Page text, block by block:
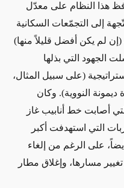
هذا النظام على معدّل
المتّجهة إلى التجمّعات السكانية
(إن لم يكن أفضل قليلاً منها)
الجهود التي بذلها
(على سبيل المثال،
النووية). وكان
أصابت خط أنابيب غاز
التي استهدفت أكبر
أيضاً، على الرغم من إلغاء
تغيير مسارها، وإغلاق مطار